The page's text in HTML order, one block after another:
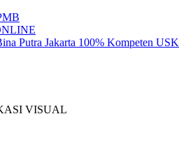
Putra Jakarta 100% Kompeten USK
VISUAL